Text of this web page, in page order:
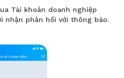
Tài khoản doanh nghiệp
nhận phản hồi với thông báo.